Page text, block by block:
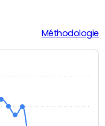
Méthodologie